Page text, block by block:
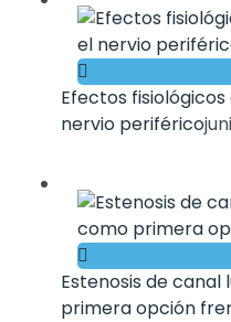
Efectos
nervio periférico
Estenosis de
primera opción